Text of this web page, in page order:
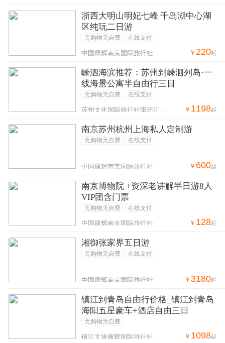
浙西大明山明妃七峰 千岛湖中心湖
区纯玩二日游
无购物无自费 在线支付
中国康辉南京国际旅行社 ￥220起
嵊泗海滨推荐：苏州到嵊泗列岛·一
线海景公寓半自由行三日
无购物无自费 在线支付
￥ 1198起
南京苏州杭州上海私人定制游
无购物无自费 在线支付
中国康辉南京国际旅行社 ￥ 600起
南京博物院 +资深老讲解半日游8人
VIP团含门票
无购物无自费 在线支付
中国康辉南京国际旅行社 ￥ 128起
湘御张家界五日游
无购物无自费 在线支付
中国康辉南京国际旅行社 ￥3180起
镇江到青岛自由行价格_镇江到青岛
海阳五星豪车+酒店自由三日
无购物无自费
镇江文旅康辉国际旅行社 ￥ 1098起